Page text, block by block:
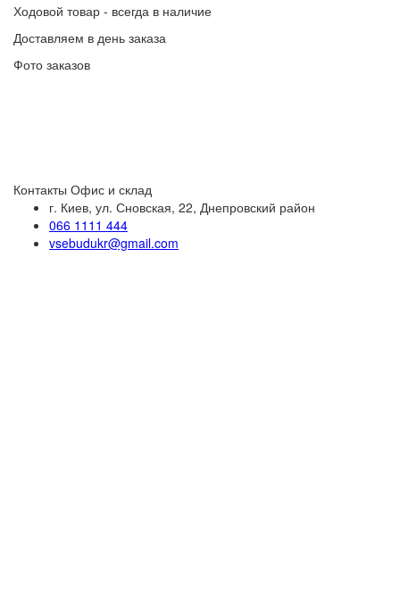
Ходовой товар - всегда в наличие
Доставляем в день заказа
Фото заказов
Контакты Офис и склад
г. Киев, ул. Сновская, 22, Днепровский район
066 1111 444
vsebudukr@gmail.com